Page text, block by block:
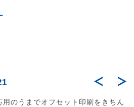
のうまでオフセット印刷をきちん